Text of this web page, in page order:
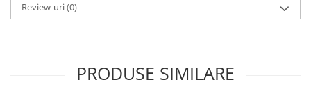
Review-uri(0)
PRODUSE SIMILARE